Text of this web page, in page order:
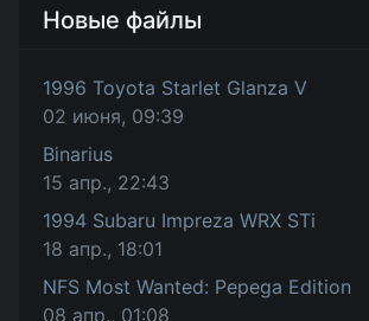
Новые файлы
1996 Toyota Starlet Glanza V
02 июня, 09:39
Binarius
15 апр., 22:43
1994 Subaru Impreza WRX STi
18 апр., 18:01
NFS Most Wanted: Pepega Edition
08 апр., 01:08